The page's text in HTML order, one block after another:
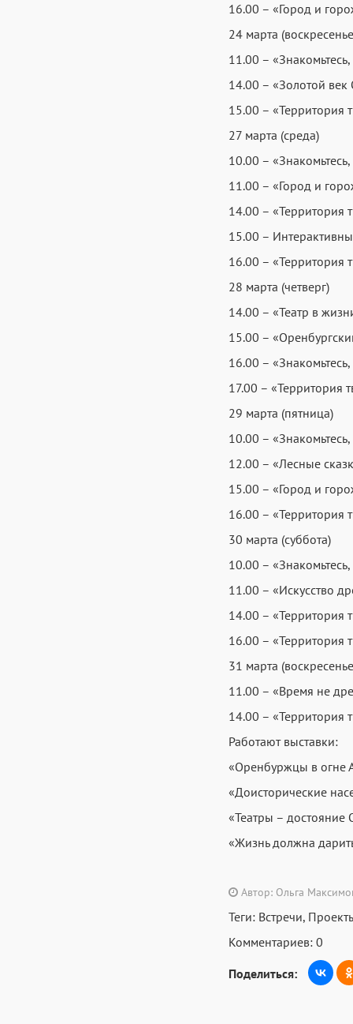
16.00 – «Город и
24 марта
11.00 –
14.00 – «Золотой век
15.00 – «Территория
27 марта (среда)
10.00 –
11.00 – «Город и
14.00 – «Территория
15.00 –
16.00 – «Территория
28 марта (четверг)
14.00 – «Театр в
15.00 –
16.00 –
17.00 – «Территория
29 марта (пятница)
10.00 –
12.00 – «Лесные
15.00 – «Город и
16.00 – «Территория
30 марта (суббота)
10.00 –
11.00 – «Искусство
14.00 – «Территория
16.00 – «Территория
31 марта
11.00 – «Время не
14.00 – «Территория
Работают выставки:
«Оренбуржцы в огне
«Доисторические
«Театры – достояние
«Жизнь должна
Автор: Ольга
Теги: Встречи,
Комментариев: 0
Поделиться: